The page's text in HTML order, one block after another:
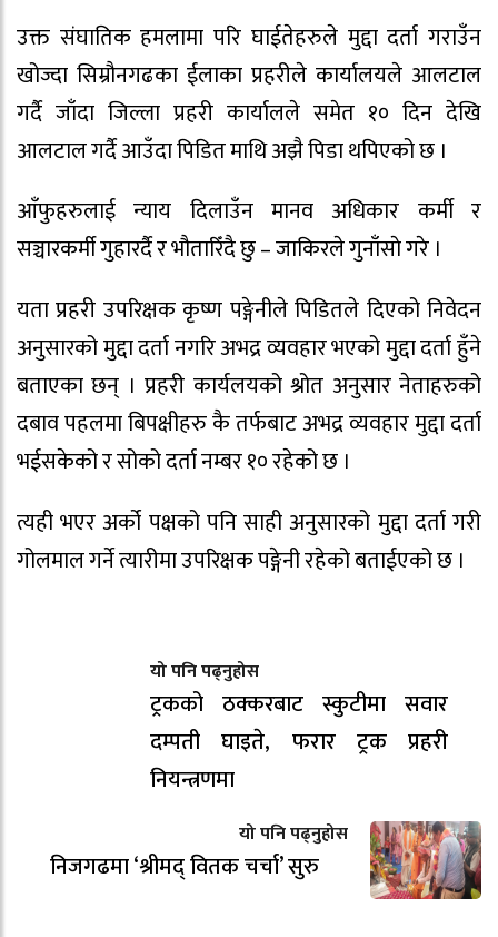
उक्त संघातिक हमलामा परि घाईतेहरुले मुद्दा दर्ता गराउँन
खोज्दा सिम्रौनगढका ईलाका प्रहरीले कार्यालयले आलटाल
गर्दै जाँदा जिल्ला प्रहरी कार्यालले समेत १० दिन देखि
आलटाल गर्दै आउँदा पिडित माथि अझै पिडा थपिएको छ ।
आँफुहरुलाई न्याय दिलाउँन मानव अधिकार कर्मी र
सञ्चारकर्मी गुहारर्दै र भौतारिँदै छु – जाकिरले गुनाँसाे गरे ।
यता प्रहरी उपरिक्षक कृष्ण पङ्गेनीले पिडितले दिएको निवेदन
अनुसारको मुद्दा दर्ता नगरि अभद्र व्यवहार भएको मुद्दा दर्ता हुँने
बताएका छन् । प्रहरी कार्यलयको श्रोत अनुसार नेताहरुको
दबाव पहलमा बिपक्षीहरु कै तर्फबाट अभद्र व्यवहार मुद्दा दर्ता
भईसकेको र सोको दर्ता नम्बर १० रहेको छ ।
त्यही भएर अर्को पक्षको पनि साही अनुसारको मुद्दा दर्ता गरी
गोलमाल गर्ने त्यारीमा उपरिक्षक पङ्गेनी रहेको बताईएको छ ।
यो पनि पढ्नुहोस
ट्रकको ठक्करबाट स्कुटीमा सवार
दम्पती घाइते, फरार ट्रक प्रहरी
नियन्त्रणमा
यो पनि पढ्नुहोस
निजगढमा ‘श्रीमद् वितक चर्चा’ सुरु